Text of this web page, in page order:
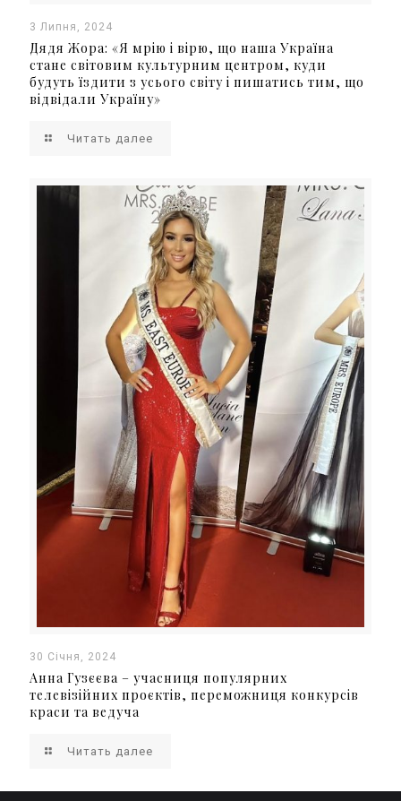
3 Липня, 2024
Дядя Жора: «Я мрію і вірю, що наша Україна
стане світовим культурним центром, куди
будуть їздити з усього світу і пишатись тим, що
відвідали Україну»
Читать далее
30 Січня, 2024
Анна Гузєєва – учасниця популярних
телевізійних проєктів, переможниця конкурсів
краси та ведуча
Читать далее